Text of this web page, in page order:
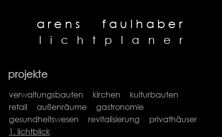
arens faulhaber
l i c h t p l a n e r
projekte
verwaltungsbauten kirchen
kulturbauten
retail
außenräume
gastronomie
gesundheitswesen
revitalisierung
privathäuser
1. lichtblick